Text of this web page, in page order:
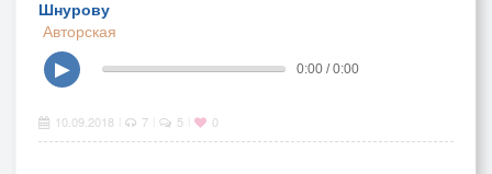
Шнурову
Авторская
▶
0:00 / 0:00
10.09.2018 7 5 0